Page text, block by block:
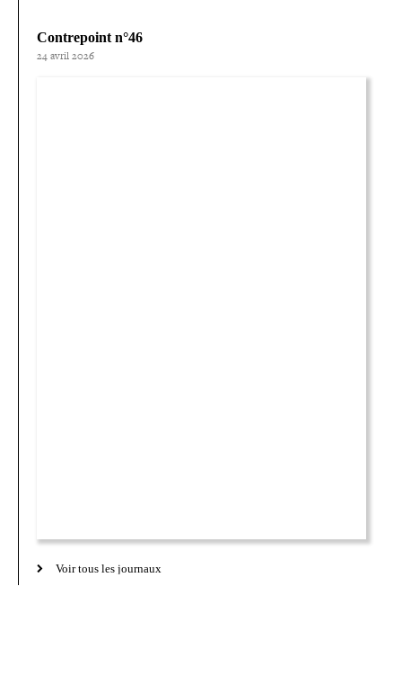
Contrepoint n°46
24 avril 2026
Voir tous les journaux